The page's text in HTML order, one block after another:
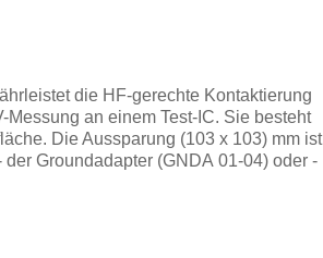
die HF-gerechte Kontaktierung
an einem Test-IC. Sie besteht
Die Aussparung (103 x 103) mm ist
Groundadapter (GNDA 01-04) oder -